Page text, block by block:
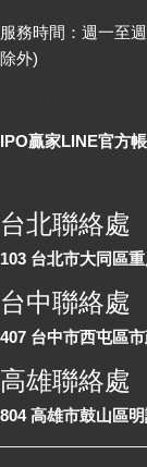
服務時間：週一至
除外)
IPO贏家LINE官方
台北聯絡處
103 台北市大同區
台中聯絡處
407 台中市西屯區
高雄聯絡處
804 高雄市鼓山區